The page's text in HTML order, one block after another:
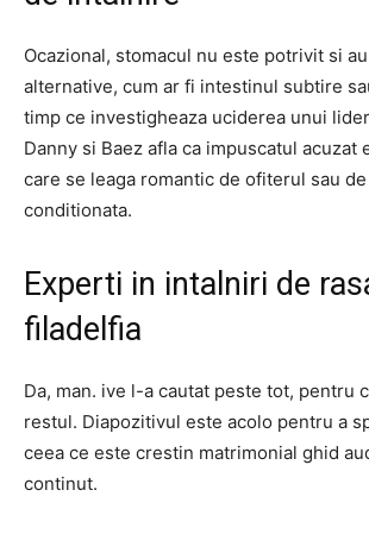
Ocazional, stomacul nu este potrivit si
alternative, cum ar fi intestinul subtire
timp ce investigheaza uciderea unui
Danny si Baez afla ca impuscatul acuzat
care se leaga romantic de ofiterul sau
conditionata.
Experti in intalniri de
filadelfia
Da, man. ive l-a cautat peste tot, pentru
restul. Diapozitivul este acolo pentru a
ceea ce este crestin matrimonial ghid
continut.